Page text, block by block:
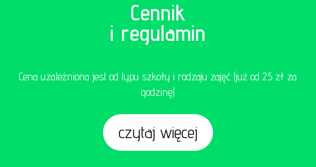
Cennik
i regulamin
Cena uzależniona jest od typu szkoły i rodzaju zajęć (już od 25 zł za
godzinę)
czytaj więcej